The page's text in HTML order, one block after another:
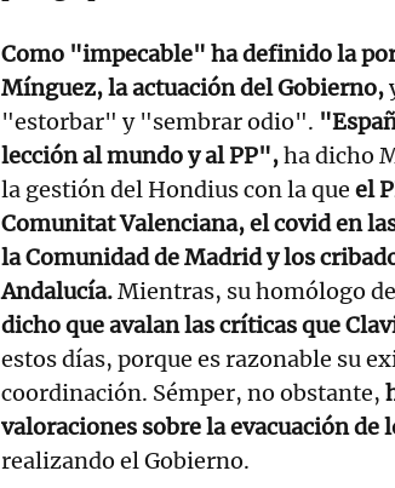
Como "impecable" ha definido la
Mínguez, la actuación del Gobierno,
"estorbar" y "sembrar odio".
lección al mundo y al PP",ha dicho
la gestión del Hondius con la que el
Comunitat Valenciana, el covid en
la Comunidad de Madrid y los
Andalucía.Mientras, su homólogo
dicho que avalan las críticas que
estos días, porque es razonable su
coordinación. Sémper, no obstante,
valoraciones sobre la evacuación de
realizando el Gobierno.